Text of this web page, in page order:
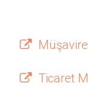
Müşavire
Ticaret